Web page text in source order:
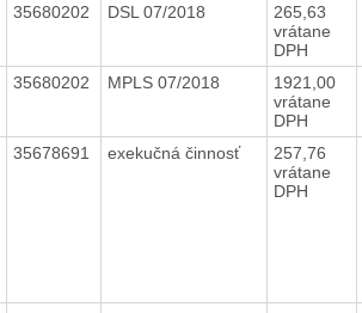
35680202 DSL 07/2018
265,63
vrátane
DPH
35680202 MPLS 07/2018
1921,00
vrátane
DPH
35678691 exekučná činnosť
257,76
vrátane
DPH